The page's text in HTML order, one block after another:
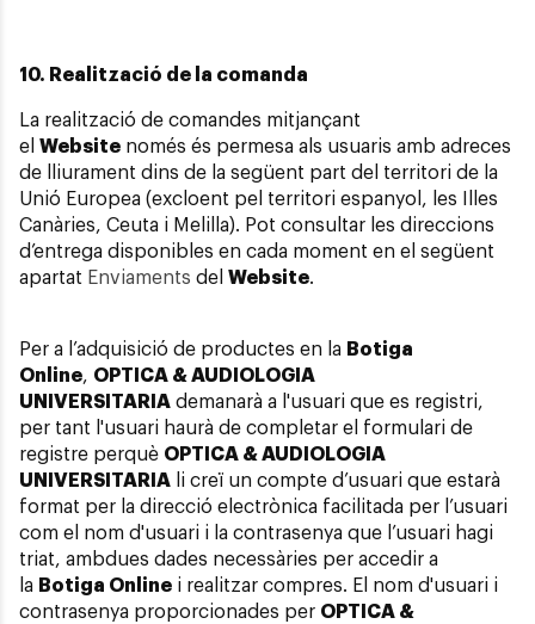
10. Realització de la comanda
La realització de comandes mitjançant
el Website només és permesa als usuaris amb adreces
de lliurament dins de la següent part del territori de la
Unió Europea (excloent pel territori espanyol, les Illes
Canàries, Ceuta i Melilla). Pot consultar les direccions
d’entrega disponibles en cada moment en el següent
apartat Enviaments del Website.
Per a l’adquisició de productes en la Botiga
Online, OPTICA & AUDIOLOGIA
UNIVERSITARIA demanarà a l'usuari que es registri,
per tant l'usuari haurà de completar el formulari de
registre perquè OPTICA & AUDIOLOGIA
UNIVERSITARIA li creï un compte d’usuari que estarà
format per la direcció electrònica facilitada per l’usuari
com el nom d'usuari i la contrasenya que l’usuari hagi
triat, ambdues dades necessàries per accedir a
la Botiga Online i realitzar compres. El nom d'usuari i
contrasenya proporcionades per OPTICA &